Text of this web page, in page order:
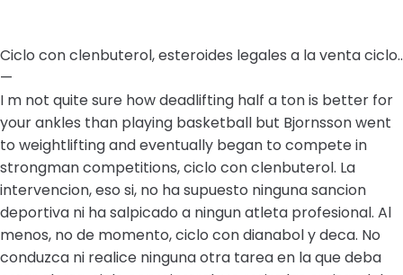
Ciclo con clenbuterol, esteroides legales a la venta ciclo..
—
I m not quite sure how deadlifting half a ton is better for
your ankles than playing basketball but Bjornsson went
to weightlifting and eventually began to compete in
strongman competitions, ciclo con clenbuterol. La
intervencion, eso si, no ha supuesto ninguna sancion
deportiva ni ha salpicado a ningun atleta profesional. Al
menos, no de momento, ciclo con dianabol y deca. No
conduzca ni realice ninguna otra tarea en la que deba